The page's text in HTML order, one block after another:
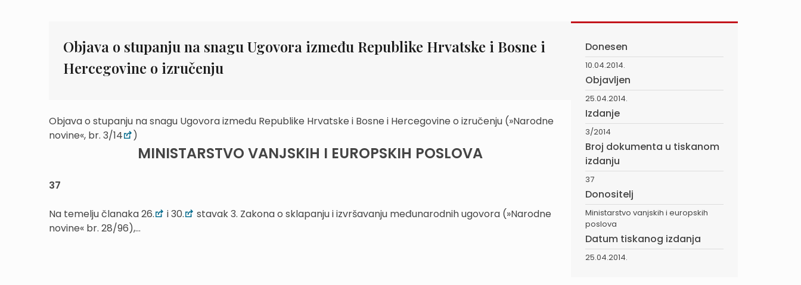
Objava o stupanju na snagu Ugovora između Republike Hrvatske i Bosne i
Hercegovine o izručenju
Objava o stupanju na snagu Ugovora između Republike Hrvatske i Bosne i Hercegovine o izručenju (»Narodne
novine«, br. 3/14
)
MINISTARSTVO VANJSKIH I EUROPSKIH POSLOVA
37
Na temelju članaka 26. i 30.
stavak 3. Zakona o sklapanju i izvršavanju međunarodnih ugovora (»Narodne
novine« br. 28/96),...
Donesen
10.04.2014.
Objavljen
25.04.2014.
Izdanje
3/2014
Broj dokumenta u tiskanom
izdanju
37
Donositelj
Ministarstvo vanjskih i europskih
poslova
Datum tiskanog izdanja
25.04.2014.